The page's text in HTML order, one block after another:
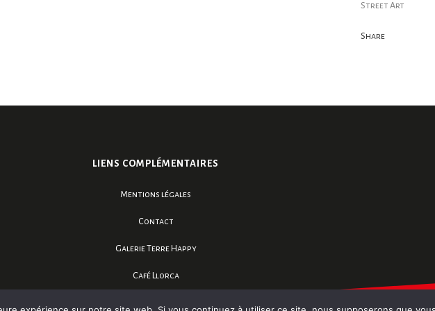
Street Art
Share
LIENS COMPLÉMENTAIRES
Mentions légales
Contact
Galerie Terre Happy
Café Llorca